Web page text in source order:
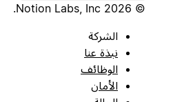
© 2026 Notion Labs, Inc.
الشركة
نبذة عنا
الوظائف
الأمان